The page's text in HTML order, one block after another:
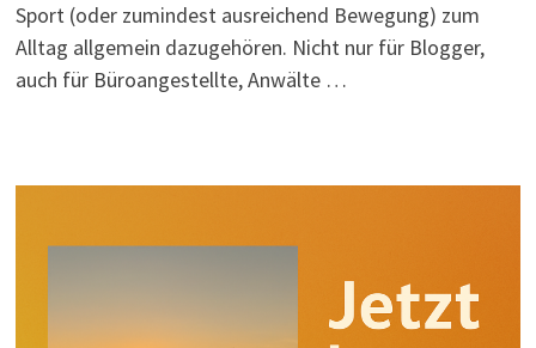
Sport (oder zumindest ausreichend Bewegung) zum
Alltag allgemein dazugehören. Nicht nur für Blogger,
auch für Büroangestellte, Anwälte …